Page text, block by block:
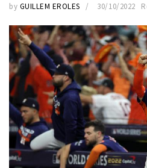
by GUILLEM EROLES 30/10/2022